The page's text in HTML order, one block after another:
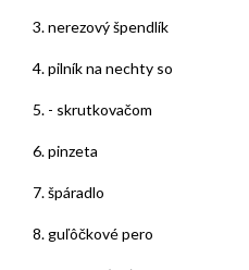
3. nerezový špendlík
4. pilník na nechty so
5. - skrutkovačom
6. pinzeta
7. špáradlo
8. guľôčkové pero